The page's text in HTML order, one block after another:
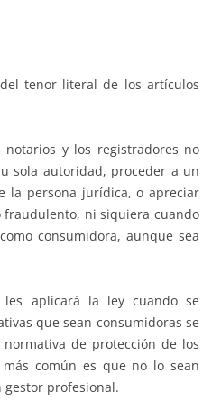
tenor literal de los artículos
notarios y los registradores no
sola autoridad, proceder a un
la persona jurídica, o apreciar
ni siquiera cuando
consumidora, aunque sea
les aplicará la ley cuando se
que sean consumidoras se
de protección de los
común es que no lo sean
profesional.